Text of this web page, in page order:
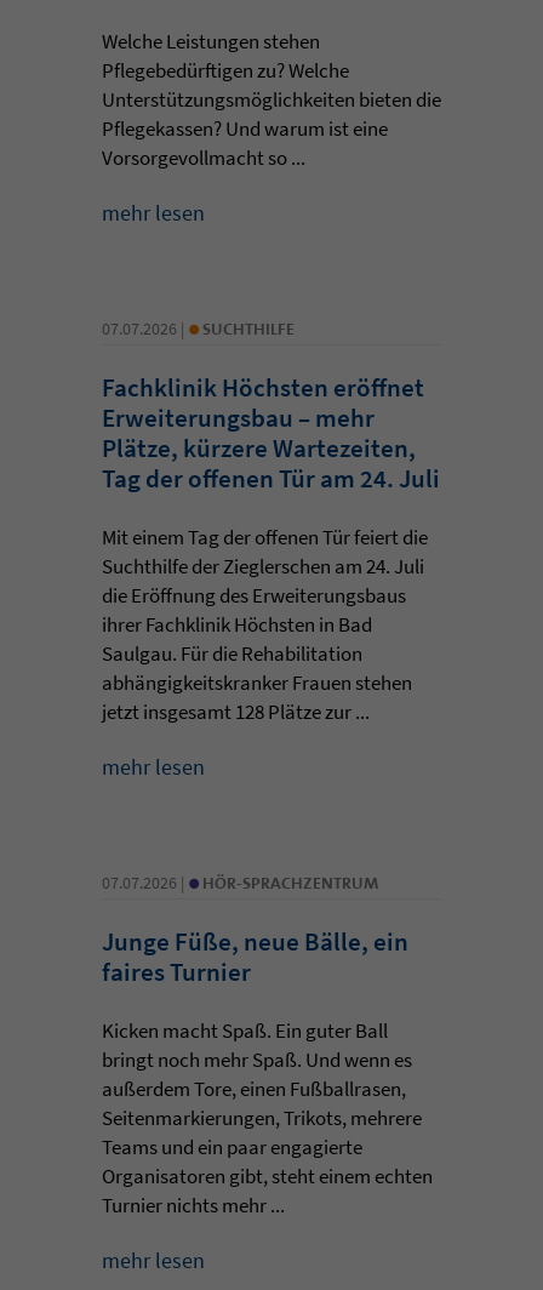
Welche Leistungen stehen
Pflegebedürftigen zu? Welche
Unterstützungsmöglichkeiten bieten die
Pflegekassen? Und warum ist eine
Vorsorgevollmacht so ...
mehr lesen
07.07.2026 | • SUCHTHILFE
Fachklinik Höchsten eröffnet
Erweiterungsbau – mehr
Plätze, kürzere Wartezeiten,
Tag der offenen Tür am 24. Juli
Mit einem Tag der offenen Tür feiert die
Suchthilfe der Zieglerschen am 24. Juli
die Eröffnung des Erweiterungsbaus
ihrer Fachklinik Höchsten in Bad
Saulgau. Für die Rehabilitation
abhängigkeitskranker Frauen stehen
jetzt insgesamt 128 Plätze zur ...
mehr lesen
07.07.2026 | • HÖR-SPRACHZENTRUM
Junge Füße, neue Bälle, ein
faires Turnier
Kicken macht Spaß. Ein guter Ball
bringt noch mehr Spaß. Und wenn es
außerdem Tore, einen Fußballrasen,
Seitenmarkierungen, Trikots, mehrere
Teams und ein paar engagierte
Organisatoren gibt, steht einem echten
Turnier nichts mehr ...
mehr lesen